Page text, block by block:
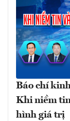
Báo chí
Khi niềm
hình giá trị